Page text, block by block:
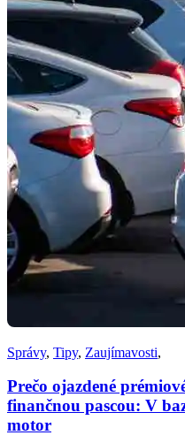
Správy, Tipy, Zaujímavosti,
Prečo ojazdené
finančnou pascou: V
motor